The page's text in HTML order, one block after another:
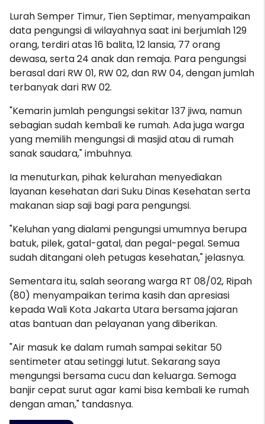
Lurah Semper Timur, Tien Septimar, menyampaikan
data pengungsi di wilayahnya saat ini berjumlah 129
orang, terdiri atas 16 balita, 12 lansia, 77 orang
dewasa, serta 24 anak dan remaja. Para pengungsi
berasal dari RW 01, RW 02, dan RW 04, dengan jumlah
terbanyak dari RW 02.
"Kemarin jumlah pengungsi sekitar 137 jiwa, namun
sebagian sudah kembali ke rumah. Ada juga warga
yang memilih mengungsi di masjid atau di rumah
sanak saudara," imbuhnya.
Ia menuturkan, pihak kelurahan menyediakan
layanan kesehatan dari Suku Dinas Kesehatan serta
makanan siap saji bagi para pengungsi.
"Keluhan yang dialami pengungsi umumnya berupa
batuk, pilek, gatal-gatal, dan pegal-pegal. Semua
sudah ditangani oleh petugas kesehatan," jelasnya.
Sementara itu, salah seorang warga RT 08/02, Ripah
(80) menyampaikan terima kasih dan apresiasi
kepada Wali Kota Jakarta Utara bersama jajaran
atas bantuan dan pelayanan yang diberikan.
"Air masuk ke dalam rumah sampai sekitar 50
sentimeter atau setinggi lutut. Sekarang saya
mengungsi bersama cucu dan keluarga. Semoga
banjir cepat surut agar kami bisa kembali ke rumah
dengan aman," tandasnya.